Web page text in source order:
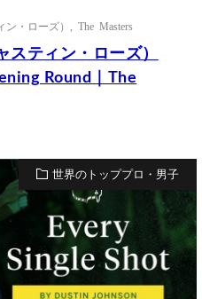
ン・ローズ）
,The Masters
スティン・ローズ）
Round｜The
世界のトッププロ・男子